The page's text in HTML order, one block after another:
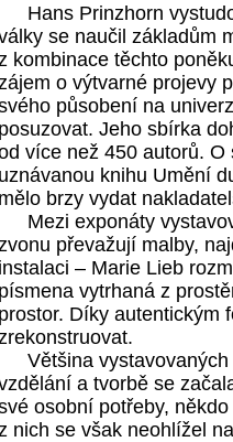
Hans Prinzhorn
se naučil základům
kombinace těchto
o výtvarné projevy
působení na
posuzovat. Jeho sbírka
více než 450 autorů.
uznávanou knihu Umění
mělo brzy vydat
Mezi exponáty
převažují malby,
instalaci – Marie Lieb
písmena vytrhaná z
prostor. Díky autentickým
Většina
a tvorbě se
osobní potřeby,
nich se však neohlížel